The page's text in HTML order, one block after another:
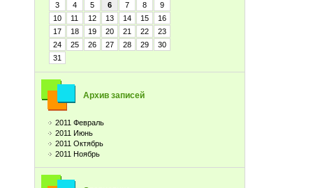
3
4 5 6 7 8
9
10
11 12 13 14 15
16
17
18 19 20 21 22
23
24
25 26 27 28 29
30
31
Архив записей
2011 Февраль
2011 Июнь
2011 Октябрь
2011 Ноябрь